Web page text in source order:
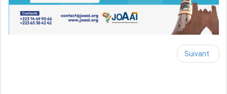
Suivant